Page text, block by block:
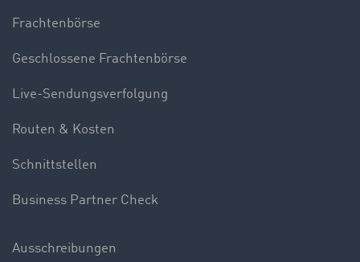
Frachtenbörse
Geschlossene Frachtenbörse
Live-Sendungsverfolgung
Routen & Kosten
Schnittstellen
Business Partner Check
Ausschreibungen